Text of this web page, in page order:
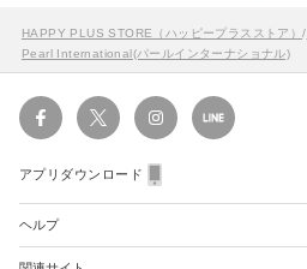
HAPPY PLUS STORE（ハッピープラスストア）/
Pearl International(パールインターナショナル)
アプリダウンロード
ヘルプ